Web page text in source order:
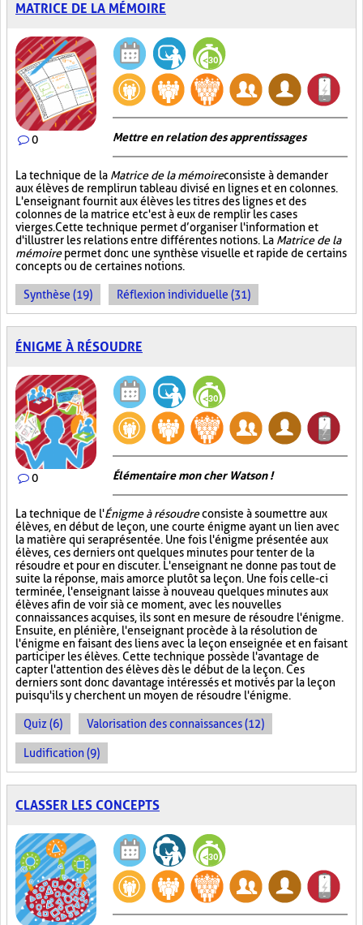
MATRICE DE LA MÉMOIRE
0 Mettre en relation des apprentissages
La technique de la Matrice de la mémoireconsiste à demander
aux élèves de remplir un tableau divisé en lignes et en colonnes.
L'enseignant fournit aux élèves les titres des lignes et des
colonnes de la matrice et c'est à eux de remplir les cases
vierges. Cette technique permet d’organiser l'information et
d'illustrer les relations entre différentes notions. La Matrice de la
mémoirepermet donc une synthèse visuelle et rapide de certains
concepts ou de certaines notions.
Synthèse (19) Réflexion individuelle (31)
ÉNIGME À RÉSOUDRE
0 Élémentaire mon cher Watson !
La technique de l'Énigme à résoudreconsiste à soumettre aux
élèves, en début de leçon, une courte énigme ayant un lien avec
la matière qui sera présentée. Une fois l'énigme présentée aux
élèves, ces derniers ont quelques minutes pour tenter de la
résoudre et pour en discuter. L'enseignant ne donne pas tout de
suite la réponse, mais amorce plutôt sa leçon. Une fois celle-ci
terminée, l'enseignant laisse à nouveau quelques minutes aux
élèves afin de voir si à ce moment, avec les nouvelles
connaissances acquises, ils sont en mesure de résoudre l'énigme.
Ensuite, en plénière, l'enseignant procède à la résolution de
l'énigme en faisant des liens avec la leçon enseignée et en faisant
participer les élèves. Cette technique possède l'avantage de
capter l'attention des élèves dès le début de la leçon. Ces
derniers sont donc davantage intéressés et motivés par la leçon
puisqu'ils y cherchent un moyen de résoudre l'énigme.
Quiz (6) Valorisation des connaissances (12)
Ludification (9)
CLASSER LES CONCEPTS